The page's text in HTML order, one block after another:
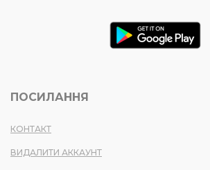
ПОСИЛАННЯ
КОНТАКТ
ВИДАЛИТИ АККАУНТ